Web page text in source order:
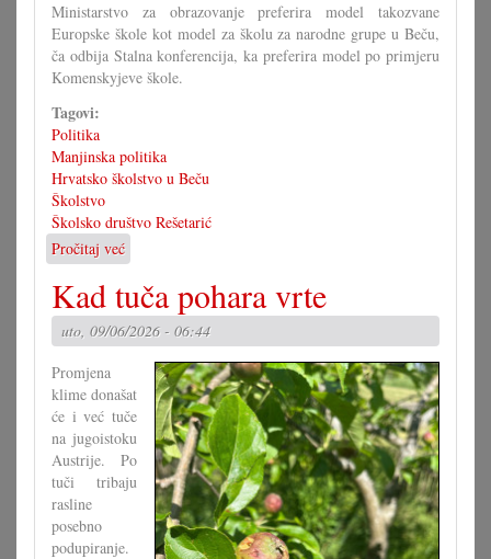
Ministarstvo za obrazovanje preferira model takozvane
Europske škole kot model za školu za narodne grupe u Beču,
ča odbija Stalna konferencija, ka preferira model po primjeru
Komenskyjeve škole.
Tagovi:
Politika
Manjinska politika
Hrvatsko školstvo u Beču
Školstvo
Školsko društvo Rešetarić
Pročitaj već
Stalna
konferencija
odbija
Europsku
školu
Kad tuča pohara vrte
uto, 09/06/2026 - 06:44
Promjena
klime donašat
će i već tuče
na jugoistoku
Austrije. Po
tuči tribaju
rasline
posebno
podupiranje.